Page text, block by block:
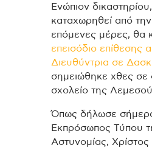
Ενώπιον
καταχωρηθεί από την
επόμενες μέρες, θα
επεισόδιο επίθεσης
Διευθύντρια σε
σημειώθηκε χθες σε
σχολείο της
Όπως δήλωσε
Εκπρόσωπος Τύπου
Αστυνομίας,